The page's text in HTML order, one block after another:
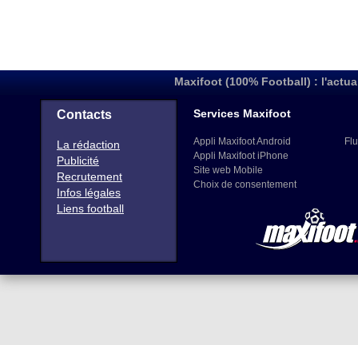
Maxifoot (100% Football) :
Contacts
La rédaction
Publicité
Recrutement
Infos légales
Liens football
Services Maxifoot
Appli Maxifoot Android
Appli Maxifoot iPhone
Site web Mobile
Choix de consentement